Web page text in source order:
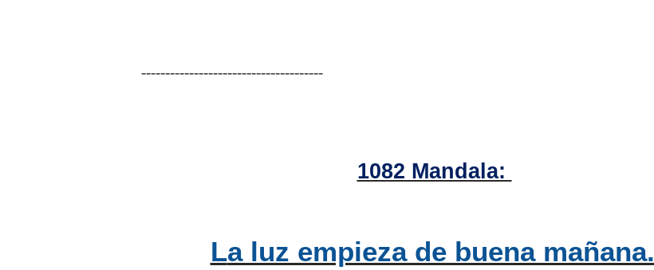
--------------------------------------
1082 Mandala:
La luz empieza de buena mañana.